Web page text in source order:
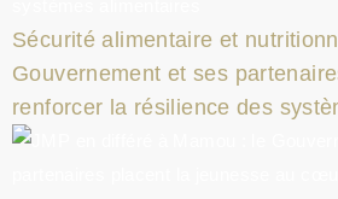
Sécurité alimentaire et
Gouvernement et ses
renforcer la résilience des